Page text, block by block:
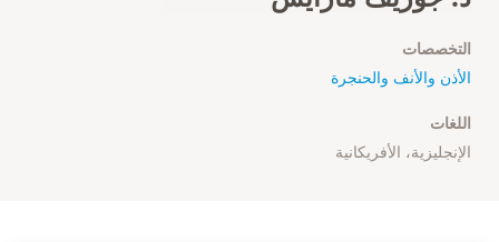
التخصصات
الأذن والأنف والحنجرة
اللغات
الإنجليزية، الأفريكانية